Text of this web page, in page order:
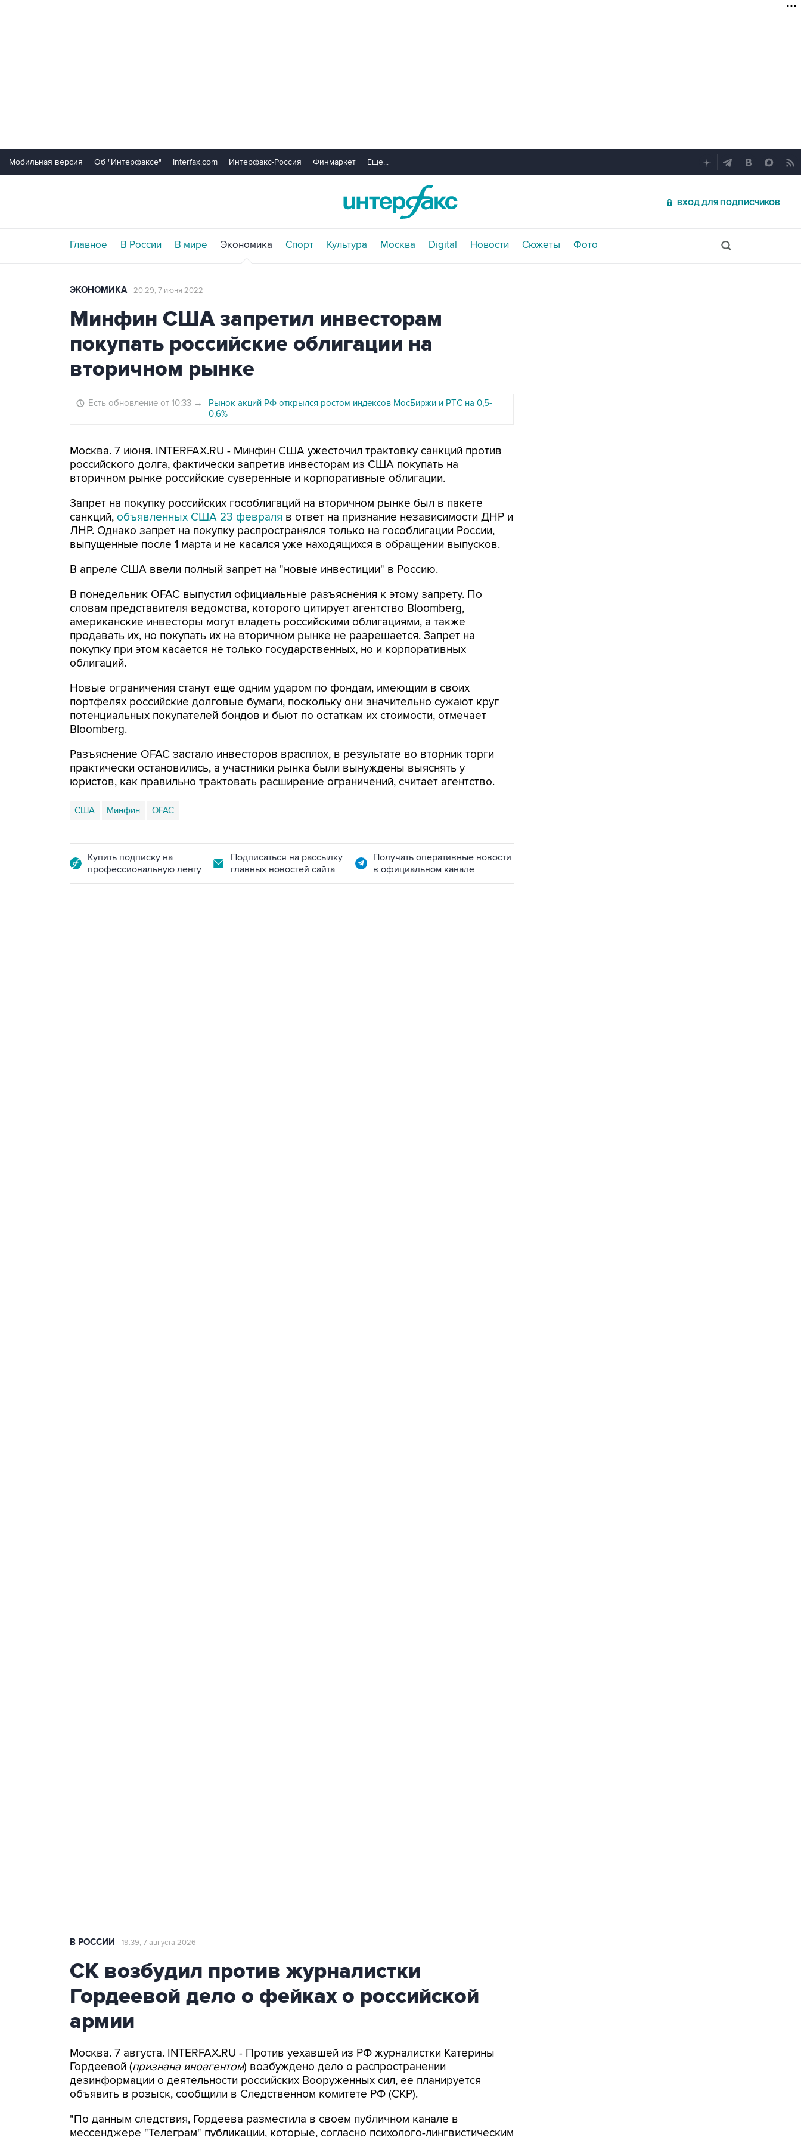
Мобильная версия Об "Интерфаксе" Interfax.com Интерфакс-Россия Финмаркет Еще...
ВХОД ДЛЯ ПОДПИСЧИКОВ
Главное В России В мире Экономика Спорт Культура Москва Digital Новости Сюжеты Фото
ЭКОНОМИКА 20:29, 7 июня 2022
Минфин США запретил инвесторам
покупать российские облигации на
вторичном рынке
Есть обновление от 10:33 →
Рынок акций РФ открылся ростом индексов МосБиржи и РТС на 0,5-
0,6%
Москва. 7 июня. INTERFAX.RU - Минфин США ужесточил трактовку санкций против
российского долга, фактически запретив инвесторам из США покупать на
вторичном рынке российские суверенные и корпоративные облигации.
Запрет на покупку российских гособлигаций на вторичном рынке был в пакете
санкций, объявленных США 23 февраля в ответ на признание независимости ДНР и
ЛНР. Однако запрет на покупку распространялся только на гособлигации России,
выпущенные после 1 марта и не касался уже находящихся в обращении выпусков.
В апреле США ввели полный запрет на "новые инвестиции" в Россию.
В понедельник OFAC выпустил официальные разъяснения к этому запрету. По
словам представителя ведомства, которого цитирует агентство Bloomberg,
американские инвесторы могут владеть российскими облигациями, а также
продавать их, но покупать их на вторичном рынке не разрешается. Запрет на
покупку при этом касается не только государственных, но и корпоративных
облигаций.
Новые ограничения станут еще одним ударом по фондам, имеющим в своих
портфелях российские долговые бумаги, поскольку они значительно сужают круг
потенциальных покупателей бондов и бьют по остаткам их стоимости, отмечает
Bloomberg.
Разъяснение OFAC застало инвесторов врасплох, в результате во вторник торги
практически остановились, а участники рынка были вынуждены выяснять у
юристов, как правильно трактовать расширение ограничений, считает агентство.
США Минфин OFAC
Купить подписку на
профессиональную ленту
Подписаться на рассылку
главных новостей сайта
Получать оперативные новости
в официальном канале
В РОССИИ 19:39, 7 августа 2026
СК возбудил против журналистки
Гордеевой дело о фейках о российской
армии
Москва. 7 августа. INTERFAX.RU - Против уехавшей из РФ журналистки Катерины
Гордеевой (признана иноагентом) возбуждено дело о распространении
дезинформации о деятельности российских Вооруженных сил, ее планируется
объявить в розыск, сообщили в Следственном комитете РФ (СКР).
"По данным следствия, Гордеева разместила в своем публичном канале в
мессенджере "Телеграм" публикации, которые, согласно психолого-лингвистическим